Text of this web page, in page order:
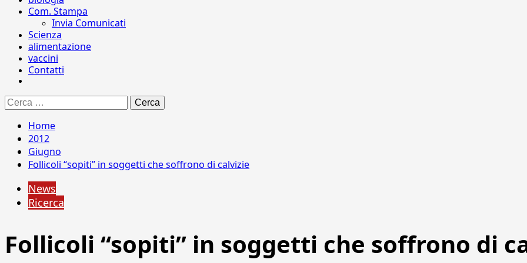
Com. Stampa
Invia Comunicati
Scienza
alimentazione
vaccini
Contatti
Ricerca
per:
Home
2012
Giugno
Follicoli “sopiti” in soggetti che soffrono di calvizie
News
Ricerca
Follicoli “sopiti” in soggetti che soffrono di